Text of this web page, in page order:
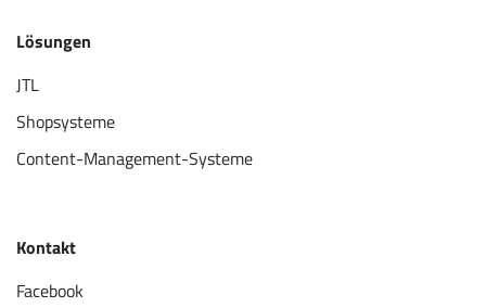
Lösungen
JTL
Shopsysteme
Content-Management-Systeme
Kontakt
Facebook